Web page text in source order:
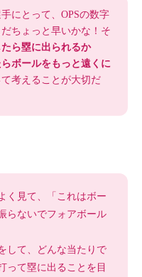
にとって、OPSの数字
ちょっと早いかな！そ
たら塁に出られるか
ボールをもっと遠くに
て考えることが大切だ
く見て、「これはボー
らないでフォアボール
して、どんな当たりで
って塁に出ることを目